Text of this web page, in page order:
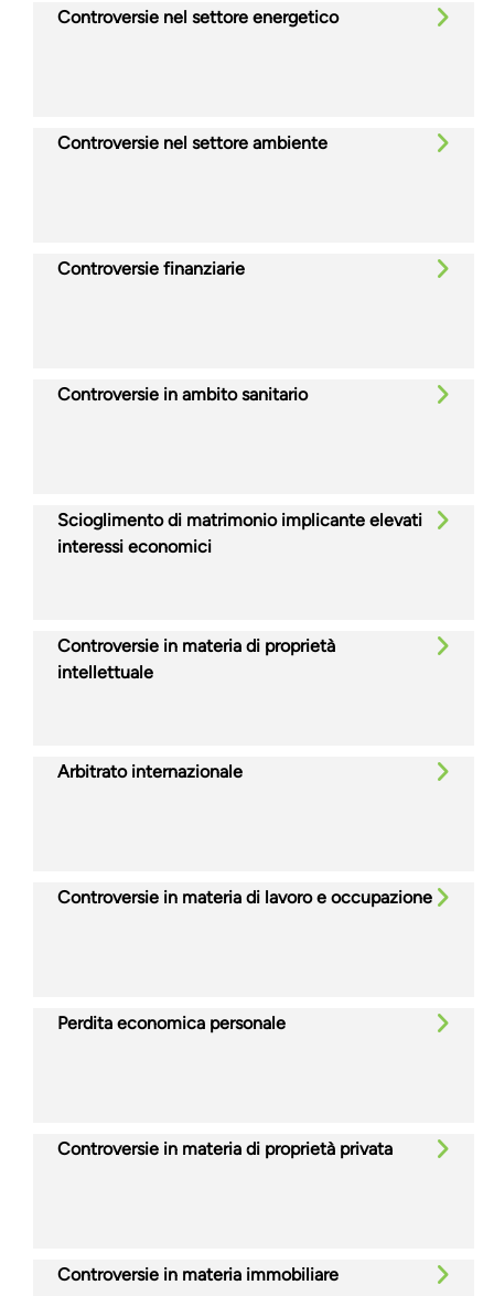
Controversie nel settore energetico
Controversie nel settore ambiente
Controversie finanziarie
Controversie in ambito sanitario
Scioglimento di matrimonio implicante elevati
interessi economici
Controversie in materia di proprietà
intellettuale
Arbitrato internazionale
Controversie in materia di lavoro e occupazione
Perdita economica personale
Controversie in materia di proprietà privata
Controversie in materia immobiliare